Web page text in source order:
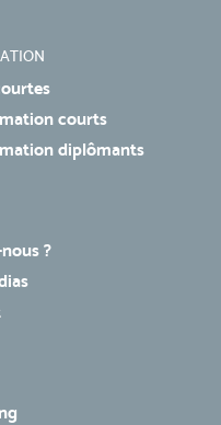
courts
diplômants
?